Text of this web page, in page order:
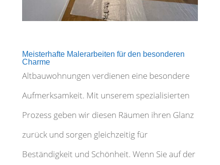
Meisterhafte Malerarbeiten für den besonderen
Charme
Altbauwohnungen verdienen eine besondere
Aufmerksamkeit. Mit unserem spezialisierten
Prozess geben wir diesen Räumen ihren Glanz
zurück und sorgen gleichzeitig für
Beständigkeit und Schönheit. Wenn Sie auf der